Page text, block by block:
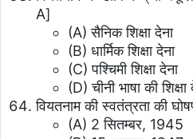
A]
(A) सैनिक शिक्षा देना
(B) धार्मिक शिक्षा देना
(C) पश्चिमी शिक्षा देना
(D) चीनी भाषा की शिक्षा
वियतनाम की स्वतंत्रता की
(A) 2 सितम्बर, 1945